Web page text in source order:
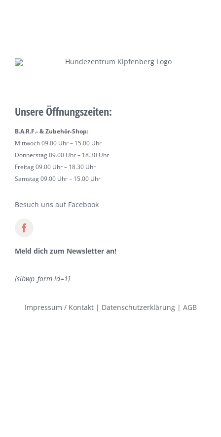
Unsere Öffnungszeiten:
B.A.R.F.- & Zubehör-Shop:
Mittwoch 09.00 Uhr – 15.00 Uhr
Donnerstag 09.00 Uhr – 18.30 Uhr
Freitag 09.00 Uhr – 18.30 Uhr
Samstag 09.00 Uhr – 15.00 Uhr
Besuch uns auf Facebook
Meld dich zum Newsletter an!
[sibwp_form id=1]
Impressum / Kontakt| Datenschutzerklärung| AGB